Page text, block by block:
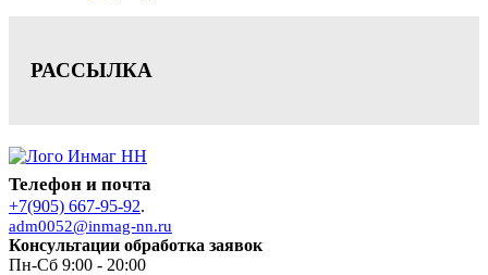
РАССЫЛКА
Телефон и почта
+7(905) 667-95-92.
adm0052@inmag-nn.ru
Консультации обработка заявок
Пн-Сб 9:00 - 20:00